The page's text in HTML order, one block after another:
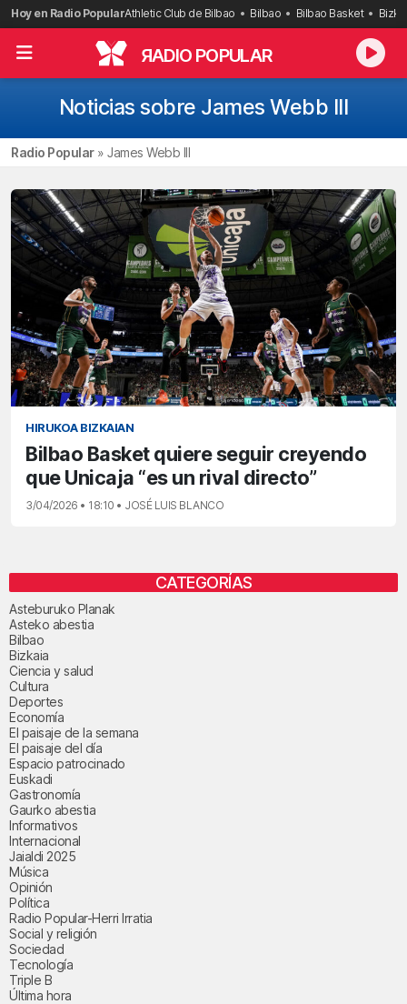
Saltar
al
contenido
Hoy en Radio PopularAthletic Club de Bilbao Bilbao Bilbao Basket
RADIO POPULAR
Noticias sobre James Webb III
Radio Popular» James Webb III
HIRUKOA BIZKAIAN
Bilbao Basket quiere seguir creyendo
que Unicaja “es un rival directo”
3/04/2026 • 18:10 • JOSÉ LUIS BLANCO
CATEGORÍAS
Asteburuko Planak
Asteko abestia
Bilbao
Bizkaia
Ciencia y salud
Cultura
Deportes
Economía
El paisaje de la semana
El paisaje del día
Espacio patrocinado
Euskadi
Gastronomía
Gaurko abestia
Informativos
Internacional
Jaialdi 2025
Música
Opinión
Política
Radio Popular-Herri Irratia
Social y religión
Sociedad
Tecnología
Triple B
Última hora